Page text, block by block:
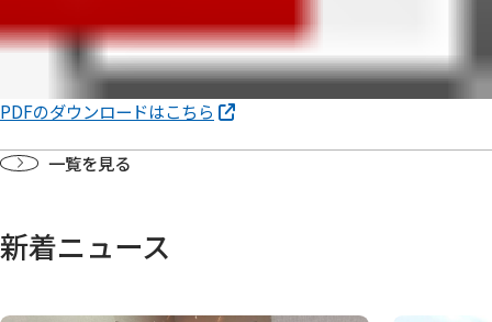
PDFのダウンロードはこちら
一覧を見る
新着ニュース